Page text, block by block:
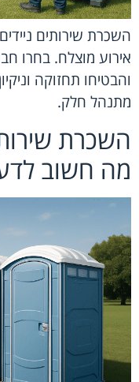
השכרת שירותים
אירוע מוצלח. בחרו
והבטיחו תחזוקה
מתנהל חלק.
השכרת
מה חשוב